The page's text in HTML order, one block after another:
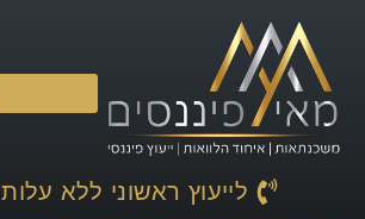
לייעוץ ראשוני ללא עלות